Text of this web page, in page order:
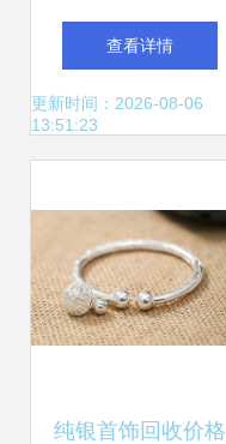
601581970931白
银精妙魅力解析
查看详情
更新时间：2026-08-06
13:51:23
纯银首饰回收价格